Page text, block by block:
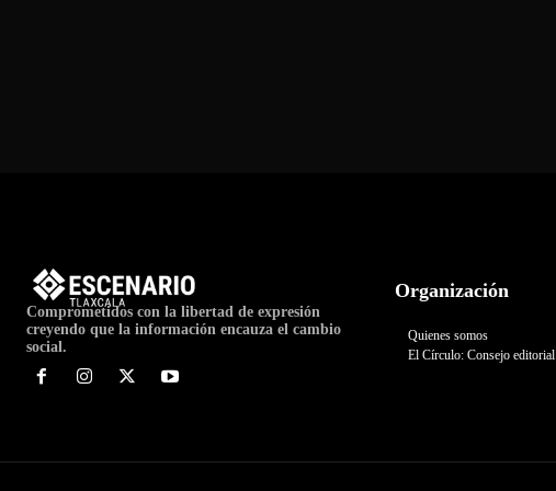
Comprometidos con la libertad de expresión
creyendo que la información encauza el cambio
social.
Organización
Quienes somos
El Círculo: Consejo editorial